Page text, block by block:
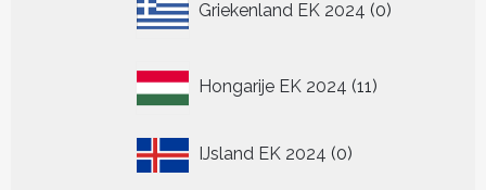
Griekenland EK 2024 0
producten
Hongarije EK 2024 11
producten
IJsland EK 2024 00